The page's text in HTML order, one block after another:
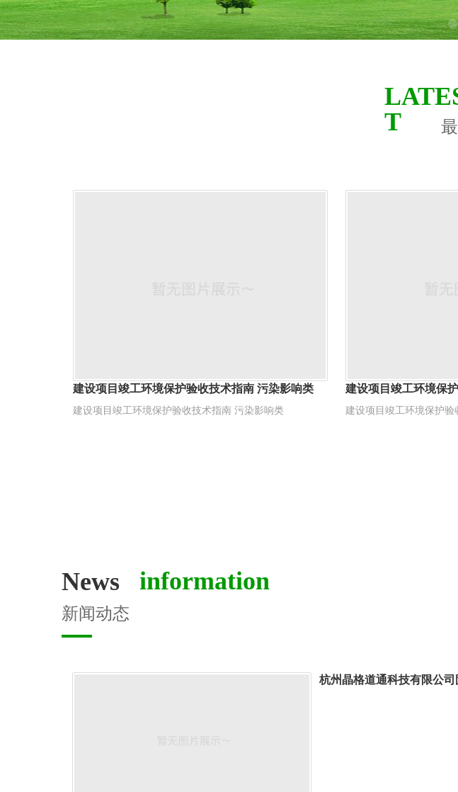
T
建设项目竣工环境保护验收技术指南 污染影响类
建设项目竣工环境保护验收技术指南 污染影响类
建设项目竣工环境保
建设项目竣工环境保护验
information
News
新闻动态
杭州晶格道通科技有限公司